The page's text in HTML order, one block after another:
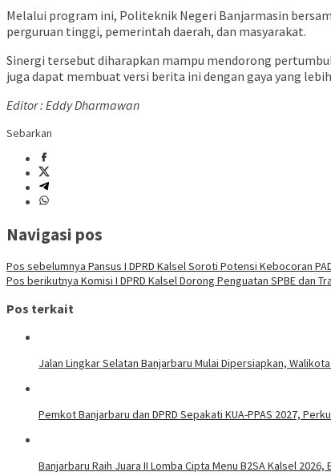
Melalui program ini, Politeknik Negeri Banjarmasin
perguruan tinggi, pemerintah daerah, dan masyarakat.
Sinergi tersebut diharapkan mampu mendorong
juga dapat membuat versi berita ini dengan gaya yang
Editor : Eddy Dharmawan
Sebarkan
Navigasi pos
Pos sebelumnya Pansus I DPRD Kalsel Soroti Potensi Kebocoran
Pos berikutnya Komisi I DPRD Kalsel Dorong Penguatan SPBE dan
Pos terkait
Jalan Lingkar Selatan Banjarbaru Mulai Dipersiapkan,
Pemkot Banjarbaru dan DPRD Sepakati KUA-PPAS 2027,
Banjarbaru Raih Juara II Lomba Cipta Menu B2SA Kalsel